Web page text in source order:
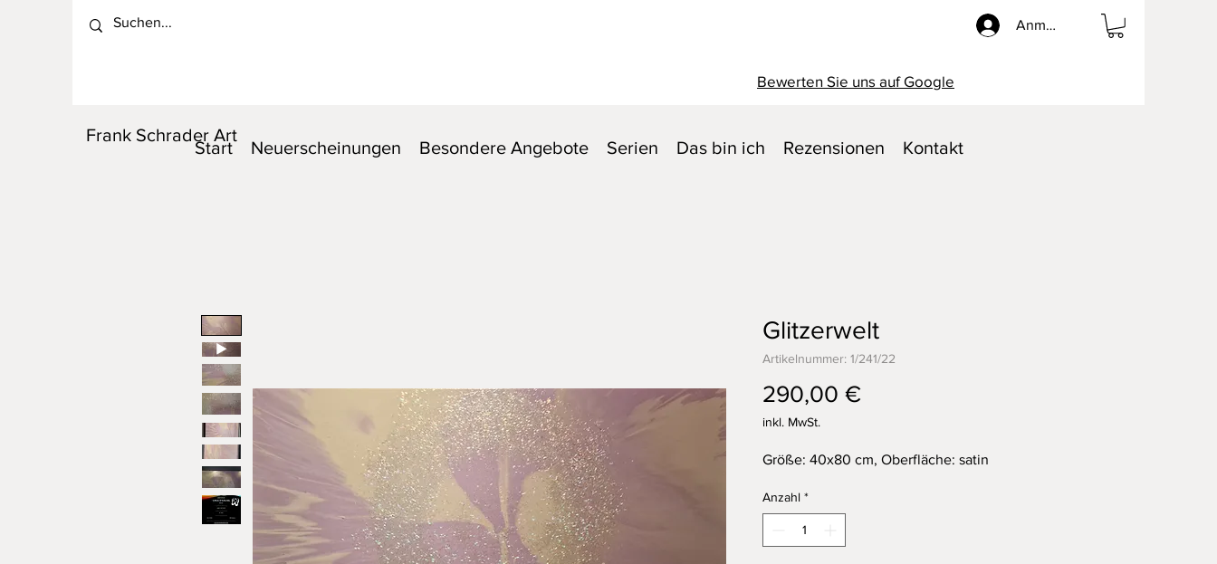
Anmelden
Bewerten Sie uns auf Google
Frank Schrader Art
Start Neuerscheinungen Besondere Angebote Serien Das bin ich Rezensionen Kontakt
Glitzerwelt
Artikelnummer: 1/241/22
290,00 €Preis
inkl. MwSt.
Größe: 40x80 cm, Oberfläche: satin
Anzahl *